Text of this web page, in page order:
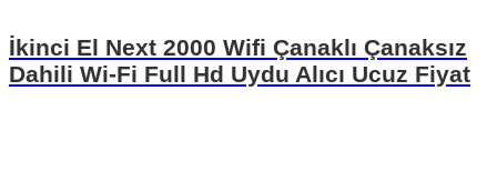
İkinci El Next 2000 Wifi Çanaklı Çanaksız
Dahili Wi-Fi Full Hd Uydu Alıcı Ucuz Fiyat